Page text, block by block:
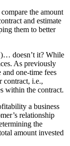
the amount
and estimate
them to better
doesn’t it? While
As previously
one-time fees
contract, i.e.,
within the contract.
a business
relationship
the
amount invested